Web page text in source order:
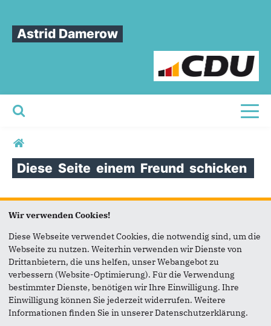
Astrid Damerow
Sie sind hier
Diese Seite einem Freund schicken
Diese Seite einem Freund
schicken
Seite versenden
Vielen Dank, dass Sie die Inhalte unserer Homepage
weiterempfehlen.
Wir verwenden Cookies!
Diese Webseite verwendet Cookies, die notwendig sind, um die
Webseite zu nutzen. Weiterhin verwenden wir Dienste von
Drittanbietern, die uns helfen, unser Webangebot zu
verbessern (Website-Optimierung). Für die Verwendung
bestimmter Dienste, benötigen wir Ihre Einwilligung. Ihre
Einwilligung können Sie jederzeit widerrufen. Weitere
Informationen finden Sie in unserer Datenschutzerklärung.